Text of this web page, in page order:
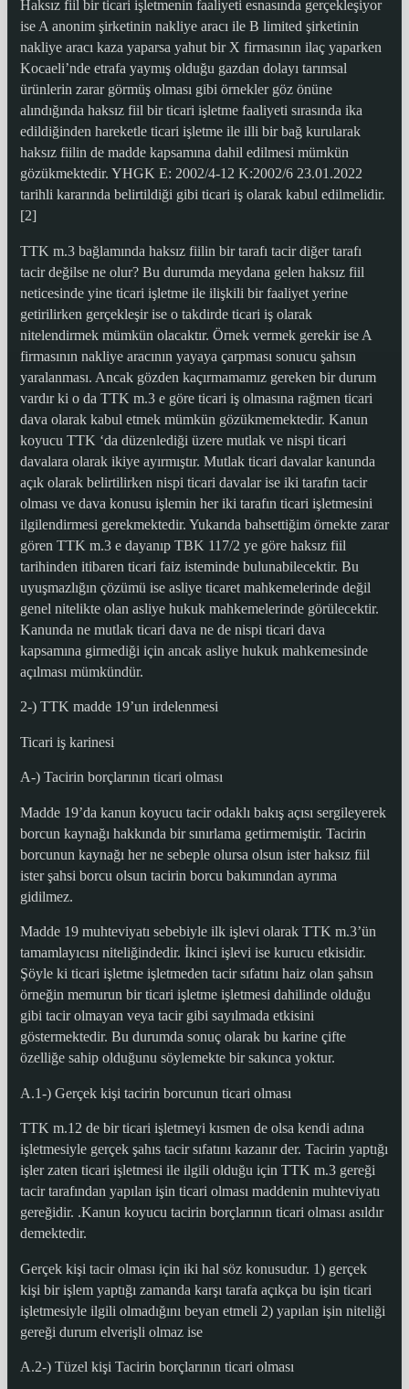
Haksız fiil bir ticari işletmenin faaliyeti esnasında gerçekleşiyor
ise A anonim şirketinin nakliye aracı ile B limited şirketinin
nakliye aracı kaza yaparsa yahut bir X firmasının ilaç yaparken
Kocaeli’nde etrafa yaymış olduğu gazdan dolayı tarımsal
ürünlerin zarar görmüş olması gibi örnekler göz önüne
alındığında haksız fiil bir ticari işletme faaliyeti sırasında ika
edildiğinden hareketle ticari işletme ile illi bir bağ kurularak
haksız fiilin de madde kapsamına dahil edilmesi mümkün
gözükmektedir. YHGK E: 2002/4-12 K:2002/6 23.01.2022
tarihli kararında belirtildiği gibi ticari iş olarak kabul edilmelidir.
[2]
TTK m.3 bağlamında haksız fiilin bir tarafı tacir diğer tarafı
tacir değilse ne olur? Bu durumda meydana gelen haksız fiil
neticesinde yine ticari işletme ile ilişkili bir faaliyet yerine
getirilirken gerçekleşir ise o takdirde ticari iş olarak
nitelendirmek mümkün olacaktır. Örnek vermek gerekir ise A
firmasının nakliye aracının yayaya çarpması sonucu şahsın
yaralanması. Ancak gözden kaçırmamamız gereken bir durum
vardır ki o da TTK m.3 e göre ticari iş olmasına rağmen ticari
dava olarak kabul etmek mümkün gözükmemektedir. Kanun
koyucu TTK ‘da düzenlediği üzere mutlak ve nispi ticari
davalara olarak ikiye ayırmıştır. Mutlak ticari davalar kanunda
açık olarak belirtilirken nispi ticari davalar ise iki tarafın tacir
olması ve dava konusu işlemin her iki tarafın ticari işletmesini
ilgilendirmesi gerekmektedir. Yukarıda bahsettiğim örnekte zarar
gören TTK m.3 e dayanıp TBK 117/2 ye göre haksız fiil
tarihinden itibaren ticari faiz isteminde bulunabilecektir. Bu
uyuşmazlığın çözümü ise asliye ticaret mahkemelerinde değil
genel nitelikte olan asliye hukuk mahkemelerinde görülecektir.
Kanunda ne mutlak ticari dava ne de nispi ticari dava
kapsamına girmediği için ancak asliye hukuk mahkemesinde
açılması mümkündür.
2-) TTK madde 19’un irdelenmesi
Ticari iş karinesi
A-) Tacirin borçlarının ticari olması
Madde 19’da kanun koyucu tacir odaklı bakış açısı sergileyerek
borcun kaynağı hakkında bir sınırlama getirmemiştir. Tacirin
borcunun kaynağı her ne sebeple olursa olsun ister haksız fiil
ister şahsi borcu olsun tacirin borcu bakımından ayrıma
gidilmez.
Madde 19 muhteviyatı sebebiyle ilk işlevi olarak TTK m.3’ün
tamamlayıcısı niteliğindedir. İkinci işlevi ise kurucu etkisidir.
Şöyle ki ticari işletme işletmeden tacir sıfatını haiz olan şahsın
örneğin memurun bir ticari işletme işletmesi dahilinde olduğu
gibi tacir olmayan veya tacir gibi sayılmada etkisini
göstermektedir. Bu durumda sonuç olarak bu karine çifte
özelliğe sahip olduğunu söylemekte bir sakınca yoktur.
A.1-) Gerçek kişi tacirin borcunun ticari olması
TTK m.12 de bir ticari işletmeyi kısmen de olsa kendi adına
işletmesiyle gerçek şahıs tacir sıfatını kazanır der. Tacirin yaptığı
işler zaten ticari işletmesi ile ilgili olduğu için TTK m.3 gereği
tacir tarafından yapılan işin ticari olması maddenin muhteviyatı
gereğidir. .Kanun koyucu tacirin borçlarının ticari olması asıldır
demektedir.
Gerçek kişi tacir olması için iki hal söz konusudur. 1) gerçek
kişi bir işlem yaptığı zamanda karşı tarafa açıkça bu işin ticari
işletmesiyle ilgili olmadığını beyan etmeli 2) yapılan işin niteliği
gereği durum elverişli olmaz ise
A.2-) Tüzel kişi Tacirin borçlarının ticari olması